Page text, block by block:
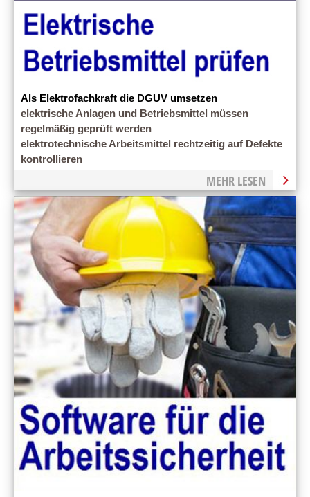
Als Elektrofachkraft die DGUV umsetzen
elektrische Anlagen und Betriebsmittel müssen
regelmäßig geprüft werden
elektrotechnische Arbeitsmittel rechtzeitig auf Defekte
kontrollieren
MEHR LESEN